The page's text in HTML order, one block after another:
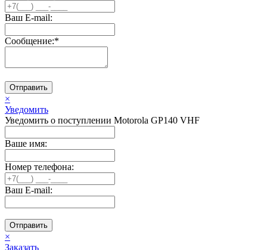
Ваш E-mail:
Сообщение:*
Отправить
×
Уведомить
Уведомить о поступлении Motorola GP140 VHF
Ваше имя:
Номер телефона:
Ваш E-mail:
Отправить
×
Заказать